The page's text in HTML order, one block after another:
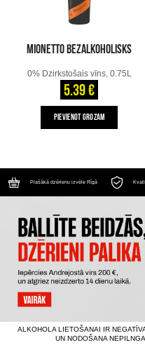
MIONETTO BEZALKOHOLISKS
0% Dzirkstošais vīns, 0.75L
5.39 €
PIEVIENOT GROZAM
Plašākā dzērienu izvēle Rīgā
ALKOHOLA LIETOŠANAI IR
UN NODOŠANA